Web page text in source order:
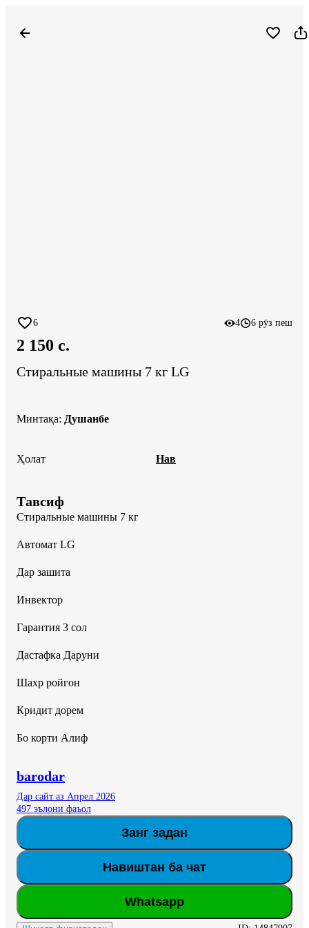
6 4 6 рӯз пеш
2 150 c.
Стиральные машины 7 кг LG
Минтақа: Душанбе
Ҳолат Нав
Тавсиф
Стиральные машины 7 кг
Автомат LG
Дар зашита
Инвектор
Гарантия 3 сол
Дастафка Даруни
Шахр ройгон
Кридит дорем
Бо корти Алиф
barodar
Дар сайт аз Апрел 2026
497 эълони фаъол
Занг задан
Навиштан ба чат
Whatsapp